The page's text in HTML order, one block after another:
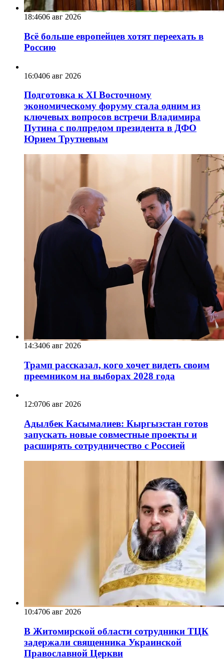
18:4606 авг 2026
Всё больше европейцев хотят переехать в
Россию
16:0406 авг 2026
Подготовка к XI Восточному
экономическому форуму стала одним из
ключевых вопросов встречи Владимира
Путина с полпредом президента в ДФО
Юрием Трутневым
14:3406 авг 2026
Трамп рассказал, кого хочет видеть своим
преемником на выборах 2028 года
12:0706 авг 2026
Адылбек Касымалиев: Кыргызстан готов
запускать новые совместные проекты и
расширять сотрудничество с Россией
10:4706 авг 2026
В Житомирской области сотрудники ТЦК
задержали священника Украинской
Православной Церкви